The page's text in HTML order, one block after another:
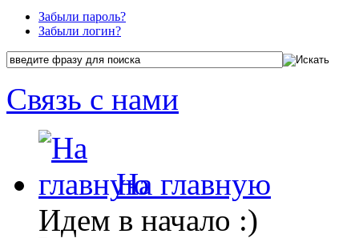
Забыли пароль?
Забыли логин?
Связь с нами
На главную
Идем в начало :)